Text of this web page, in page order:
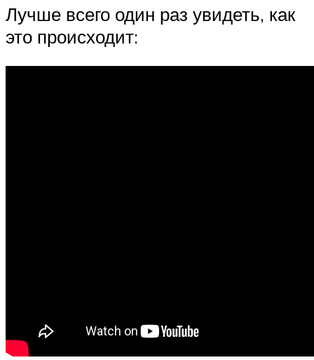
Лучше всего один раз увидеть, как
это происходит: